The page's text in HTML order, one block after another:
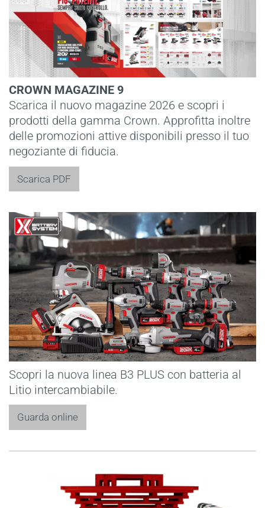
CROWN MAGAZINE 9
Scarica il nuovo magazine 2026 e scopri i
prodotti della gamma Crown. Approfitta inoltre
delle promozioni attive disponibili presso il tuo
negoziante di fiducia.
Scarica PDF
Scopri la nuova linea B3 PLUS con batteria al
Litio intercambiabile.
Guarda online